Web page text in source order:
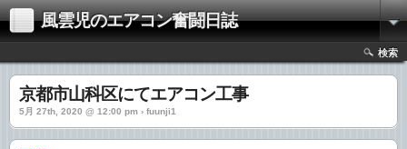
風雲児のエアコン奮闘日誌
検索
京都市山科区にてエアコン工事
5月 27th, 2020 @ 12:00 pm › fuunji1